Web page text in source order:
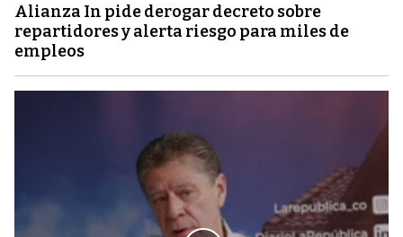
Alianza In pide derogar decreto sobre
repartidores y alerta riesgo para miles de
empleos